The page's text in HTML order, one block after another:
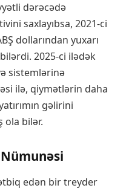
dərəcədə
saxlayıbsa, 2021-ci
dollarından yuxarı
2025-ci ilədək
sistemlərinə
ilə, qiymətlərin daha
gəlirini
ola bilər.
edən bir treyder